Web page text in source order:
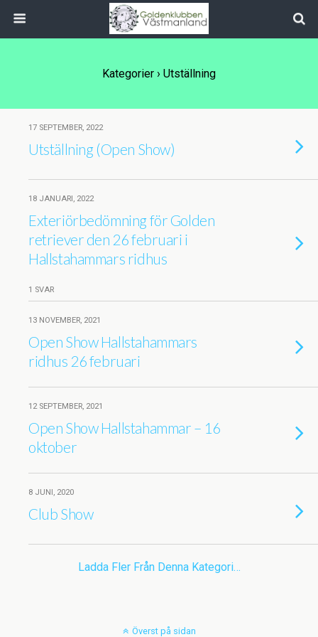
Kategorier › Utställning
17 SEPTEMBER, 2022
Utställning (Open Show)
18 JANUARI, 2022
Exteriörbedömning för Golden
retriever den 26 februari i
Hallstahammars ridhus
1 SVAR
13 NOVEMBER, 2021
Open Show Hallstahammars
ridhus 26 februari
12 SEPTEMBER, 2021
Open Show Hallstahammar – 16
oktober
8 JUNI, 2020
Club Show
Ladda Fler Från Denna Kategori…
Överst på sidan